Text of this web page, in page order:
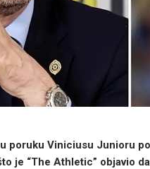
poruku Viniciusu Junioru
je “The Athletic” objavio